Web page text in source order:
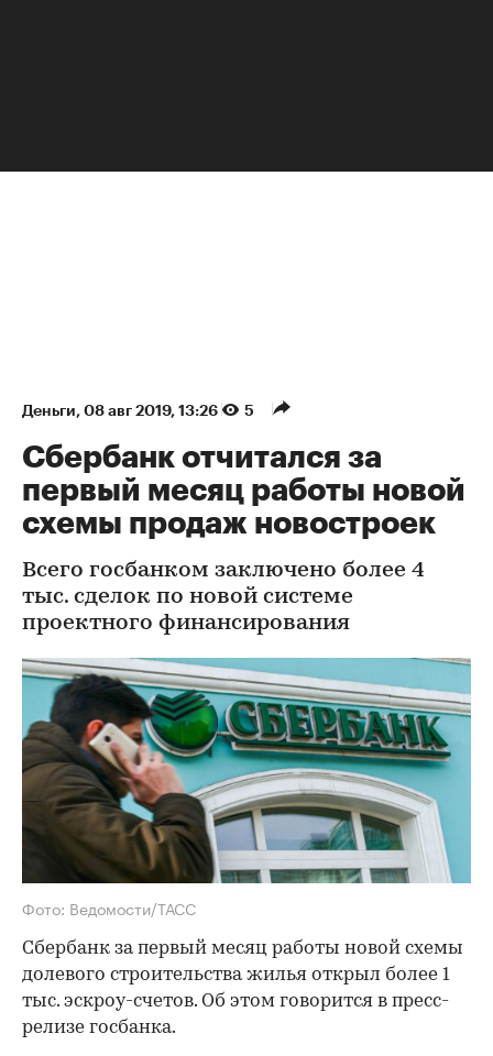
Деньги⁠, 08 авг 2019, 13:26 5
Сбербанк отчитался за
первый месяц работы новой
схемы продаж новостроек
Всего госбанком заключено более 4
тыс. сделок по новой системе
проектного финансирования
Фото: Ведомости/ТАСС
Сбербанк за первый месяц работы новой схемы
долевого строительства жилья открыл более 1
тыс. эскроу-счетов. Об этом говорится в пресс-
релизе госбанка.